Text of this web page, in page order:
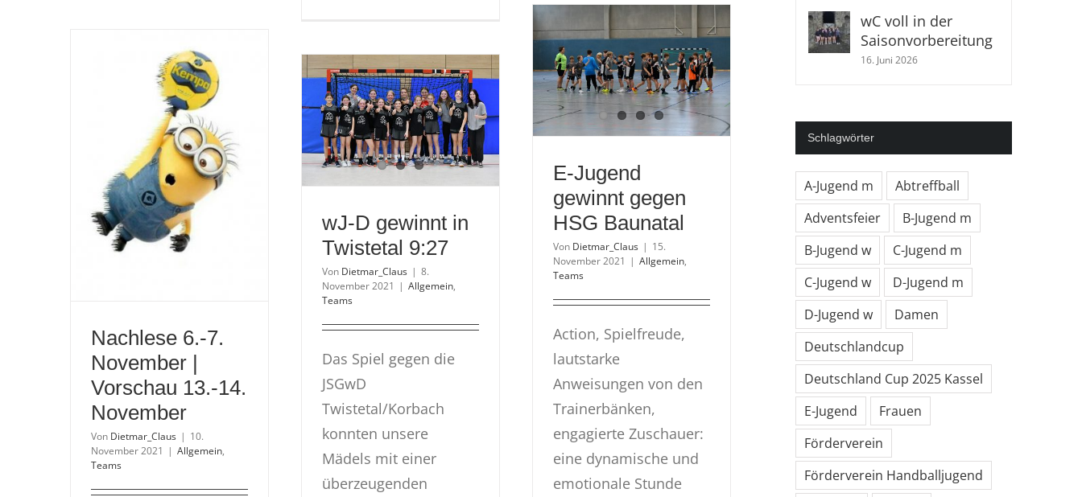
knapp
gegen
Hofgeismar/Grebenstein
gegen
Ahnatal/Calden
27:20
E-Jugend
gewinnt gegen
HSG Baunatal
Von Dietmar_Claus | 15.
November 2021 | Allgemein,
Teams
Action, Spielfreude,
lautstarke
Anweisungen von den
Trainerbänken,
engagierte Zuschauer:
eine dynamische und
emotionale Stunde
Nachlese 6.-7.
November |
Vorschau 13.-14.
November
Von Dietmar_Claus | 10.
November 2021 | Allgemein,
Teams
wJ-D gewinnt in
Twistetal 9:27
Von Dietmar_Claus | 8.
November 2021 | Allgemein,
Teams
Das Spiel gegen die
JSGwD
Twistetal/Korbach
konnten unsere
Mädels mit einer
überzeugenden
wC voll in der
Saisonvorbereitung
16. Juni 2026
Schlagwörter
A-Jugend m
Abtreffball
Adventsfeier
B-Jugend m
B-Jugend w
C-Jugend m
C-Jugend w
D-Jugend m
D-Jugend w
Damen
Deutschlandcup
Deutschland Cup 2025 Kassel
E-Jugend
Frauen
Förderverein
Förderverein Handballjugend